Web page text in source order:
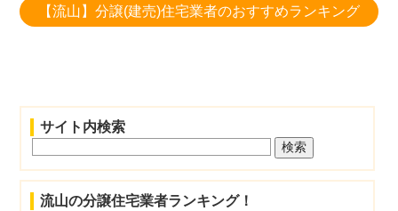
【流山】分譲(建売)住宅業者のおすすめランキング
サイト内検索
流山の分譲住宅業者ランキング！